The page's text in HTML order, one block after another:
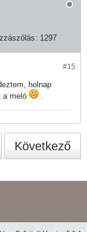
1297
#15
holnap
a meló
.
Következő